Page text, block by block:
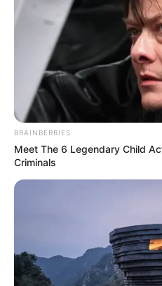
señalan que esta
benefician la salud a
BRAINBERRIES
Meet The 6 Legendary Child
Criminals